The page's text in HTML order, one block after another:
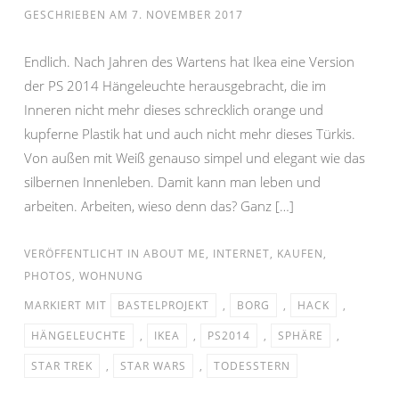
GESCHRIEBEN AM 7. NOVEMBER 2017
Endlich. Nach Jahren des Wartens hat Ikea eine Version
der PS 2014 Hängeleuchte herausgebracht, die im
Inneren nicht mehr dieses schrecklich orange und
kupferne Plastik hat und auch nicht mehr dieses Türkis.
Von außen mit Weiß genauso simpel und elegant wie das
silbernen Innenleben. Damit kann man leben und
arbeiten. Arbeiten, wieso denn das? Ganz […]
VERÖFFENTLICHT IN ABOUT ME, INTERNET, KAUFEN,
PHOTOS, WOHNUNG
MARKIERT MIT
BASTELPROJEKT , BORG , HACK
,
HÄNGELEUCHTE
, IKEA , PS2014 , SPHÄRE
,
STAR TREK
, STAR WARS , TODESSTERN